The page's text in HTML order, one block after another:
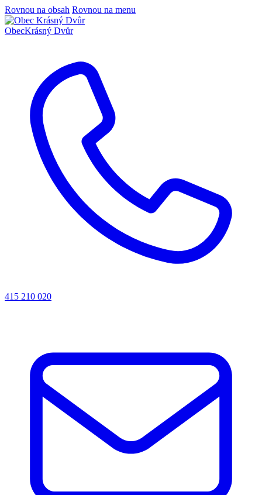
Rovnou na obsah Rovnou na menu
ObecKrásný Dvůr
415 210 020